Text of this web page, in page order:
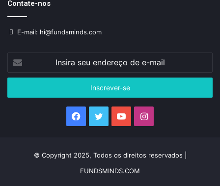
Contate-nos
E-mail: hi@fundsminds.com
Insira
seu
endereço
e-
Facebook
Twitter YouTubeInstagram
© Copyright 2025, Todos os direitos reservados |
FUNDSMINDS.COM